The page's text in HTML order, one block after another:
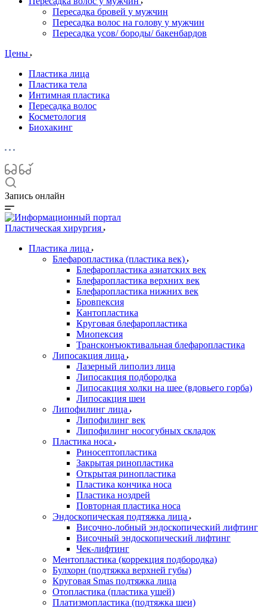
Пересадка бровей у мужчин
Пересадка волос на голову у мужчин
Пересадка усов/ бороды/ бакенбардов
Цены
Пластика лица
Пластика тела
Интимная пластика
Пересадка волос
Косметология
Биохакинг
Запись онлайн
Пластическая хирургия
Пластика лица
Блефаропластика (пластика век)
Блефаропластика азиатских век
Блефаропластика верхних век
Блефаропластика нижних век
Бровпексия
Кантопластика
Круговая блефаропластика
Миопексия
Трансконъюктивальная блефаропластика
Липосакция лица
Лазерный липолиз лица
Липосакция подбородка
Липосакция холки на шее (вдовьего горба)
Липосакция шеи
Липофилинг лица
Липофилинг век
Липофилинг носогубных складок
Пластика носа
Риносептопластика
Закрытая ринопластика
Открытая ринопластика
Пластика кончика носа
Пластика ноздрей
Повторная пластика носа
Эндоскопическая подтяжка лица
Височно-лобный эндоскопический лифтинг
Височный эндоскопический лифтинг
Чек-лифтинг
Ментопластика (коррекция подбородка)
Булхорн (подтяжка верхней губы)
Круговая Smas подтяжка лица
Отопластика (пластика ушей)
Платизмопластика (подтяжка шеи)